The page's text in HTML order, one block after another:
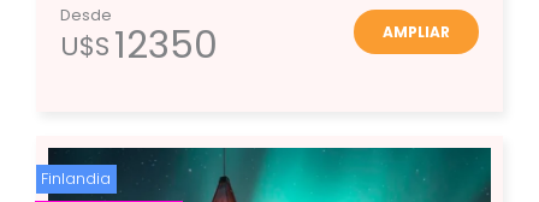
Desde
U$S12350 AMPLIAR
Finlandia